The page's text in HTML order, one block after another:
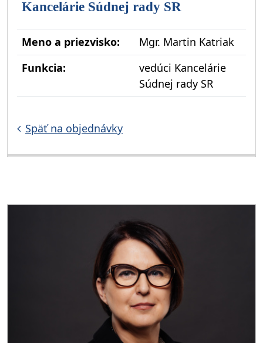
Kancelárie Súdnej rady SR
Meno a priezvisko:
Mgr. Martin Katriak
Funkcia:
vedúci Kancelárie
Súdnej rady SR
Späť na objednávky